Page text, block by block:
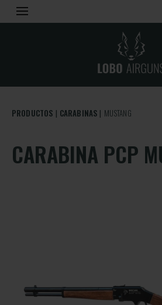
PRODUCTOS CARABINAS MUSTANG
CARABINA PCP